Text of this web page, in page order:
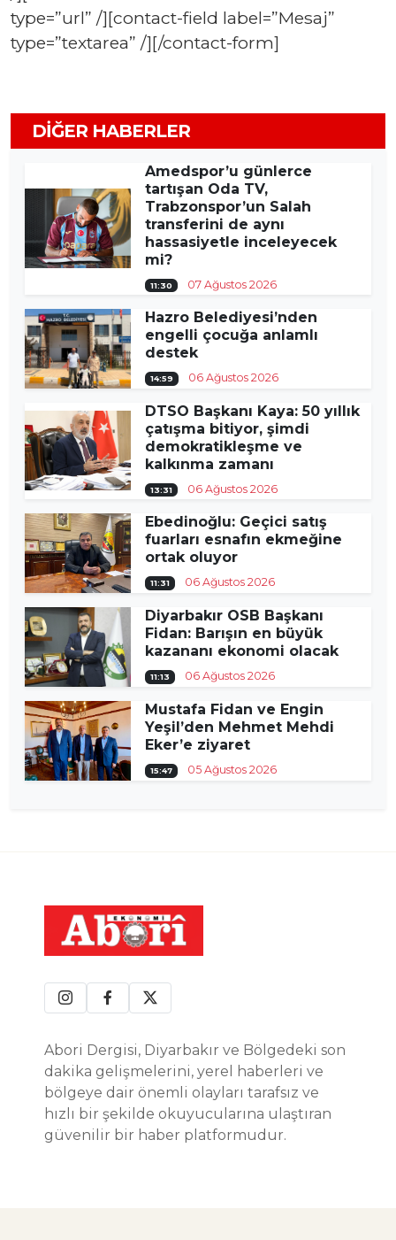
type=”url” /][contact-field label=”Mesaj”
type=”textarea” /][/contact-form]
DIĞER HABERLER
Amedspor’u günlerce
tartışan Oda TV,
Trabzonspor’un Salah
transferini de aynı
hassasiyetle inceleyecek
mi?
11:30 07 Ağustos 2026
Hazro Belediyesi’nden
engelli çocuğa anlamlı
destek
14:59 06 Ağustos 2026
DTSO Başkanı Kaya: 50 yıllık
çatışma bitiyor, şimdi
demokratikleşme ve
kalkınma zamanı
13:31 06 Ağustos 2026
Ebedinoğlu: Geçici satış
fuarları esnafın ekmeğine
ortak oluyor
11:31 06 Ağustos 2026
Diyarbakır OSB Başkanı
Fidan: Barışın en büyük
kazananı ekonomi olacak
11:13 06 Ağustos 2026
Mustafa Fidan ve Engin
Yeşil’den Mehmet Mehdi
Eker’e ziyaret
15:47 05 Ağustos 2026
Abori Dergisi, Diyarbakır ve Bölgedeki son
dakika gelişmelerini, yerel haberleri ve
bölgeye dair önemli olayları tarafsız ve
hızlı bir şekilde okuyucularına ulaştıran
güvenilir bir haber platformudur.